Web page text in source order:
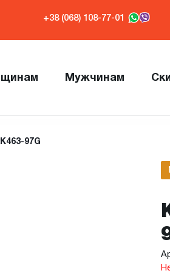
+38 (068) 108-77-01
Мужчинам
97G